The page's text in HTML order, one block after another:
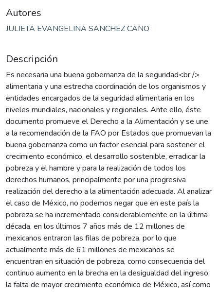
Autores
JULIETA EVANGELINA SANCHEZ CANO
Descripción
Es necesaria una buena gobernanza de la seguridad<br />
alimentaria y una estrecha coordinación de los organismos y
entidades encargados de la seguridad alimentaria en los
niveles mundiales, nacionales y regionales. Ante ello, éste
documento promueve el Derecho a la Alimentación y se une
a la recomendación de la FAO por Estados que promuevan la
buena gobernanza como un factor esencial para sostener el
crecimiento económico, el desarrollo sostenible, erradicar la
pobreza y el hambre y para la realización de todos los
derechos humanos, principalmente por una progresiva
realización del derecho a la alimentación adecuada. Al analizar
el caso de México, no podemos negar que en este país la
pobreza se ha incrementado considerablemente en la última
década, en los últimos 7 años más de 12 millones de
mexicanos entraron las filas de pobreza, por lo que
actualmente más de 61 millones de mexicanos se
encuentran en situación de pobreza, como consecuencia del
continuo aumento en la brecha en la desigualdad del ingreso,
la falta de mayor crecimiento económico de México, así como